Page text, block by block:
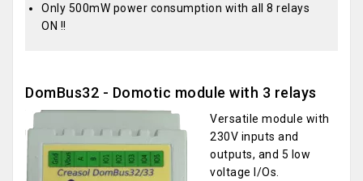
Only 500mW power consumption with all 8 relays
ON !!
DomBus32 - Domotic module with 3 relays
Versatile module with
230V inputs and
outputs, and 5 low
voltage I/Os.